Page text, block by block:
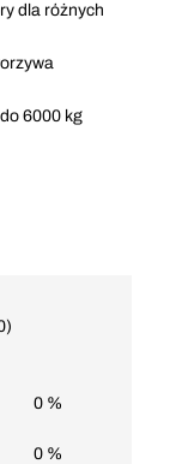
dla różnych
6000 kg
0 %
0 %